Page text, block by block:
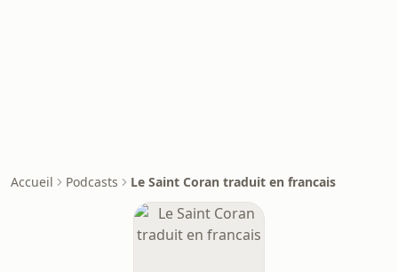
Accueil Podcasts Le Saint Coran traduit en francais